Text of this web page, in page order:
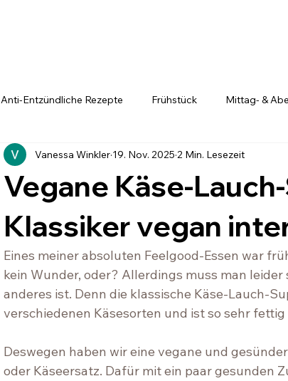
Anti-Entzündliche Rezepte Frühstück Mittag- &
Winterliche Rezepte Nudelgerichte
Vegane Käse-
Klassiker vegan
Vanessa Winkler 19. Nov. 2025 2 Min. Lesezeit
Eines meiner absoluten Feelgood-Essen war
kein Wunder, oder? Allerdings muss man
anderes ist. Denn die klassische Käse-Lauch-
verschiedenen Käsesorten und ist so sehr
Deswegen haben wir eine vegane und
oder Käseersatz. Dafür mit ein paar gesunden